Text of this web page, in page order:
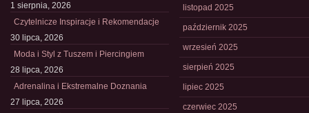
1 sierpnia, 2026
Czytelnicze Inspiracje i Rekomendacje
30 lipca, 2026
Moda i Styl z Tuszem i Piercingiem
28 lipca, 2026
Adrenalina i Ekstremalne Doznania
27 lipca, 2026
listopad 2025
październik 2025
wrzesień 2025
sierpień 2025
lipiec 2025
czerwiec 2025